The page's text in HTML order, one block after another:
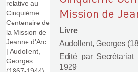
Mission de
Livre
Audollent, Georges
Edité par
1929